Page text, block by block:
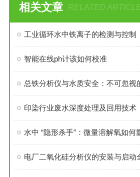
相关文章 RELATED
工业循环水中铁离子的检测与控制
智能在线ph计该如何校准
总铁分析仪与水质安全：不可忽视
印染行业废水深度处理及回用技术
电厂二氧化硅分析仪的安装与启动